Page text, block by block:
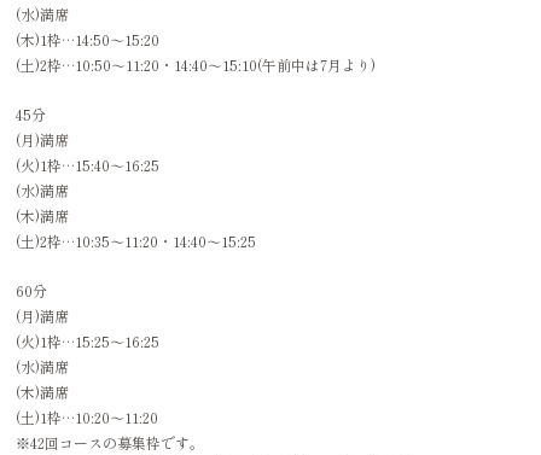
(水)満席
(木)1枠…14:50〜15:20
(土)2枠…10:50〜11:20・14:40〜15:10(午前中は7月より)
45分
(月)満席
(火)1枠…15:40〜16:25
(水)満席
(木)満席
(土)2枠…10:35〜11:20・14:40〜15:25
60分
(月)満席
(火)1枠…15:25〜16:25
(水)満席
(木)満席
(土)1枠…10:20〜11:20
※42回コースの募集枠です。